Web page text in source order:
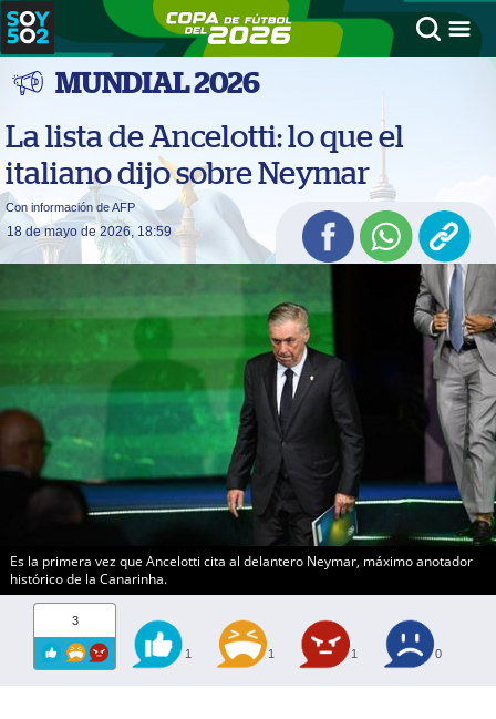
MUNDIAL 2026
La lista de Ancelotti: lo que el
italiano dijo sobre Neymar
Con información de AFP
18 de mayo de 2026, 18:59
Es la primera vez que Ancelotti cita al delantero Neymar, máximo anotador
histórico de la Canarinha.
3
1 1 1 0